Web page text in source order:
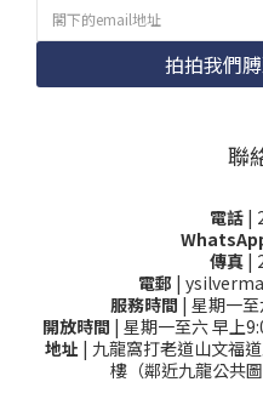
拍拍我們
聯
電話 |
傳真|
電郵 |
服務時間 | 星期一
開放時間 | 星期一至六 早上
地址 | 九龍窩打老道山文福
樓（鄰近九龍公共